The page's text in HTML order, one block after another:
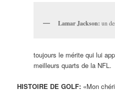
Lamar Jackson: un
toujours le mérite qui lui
meilleurs quarts de la NFL.
HISTOIRE DE GOLF: «Mon